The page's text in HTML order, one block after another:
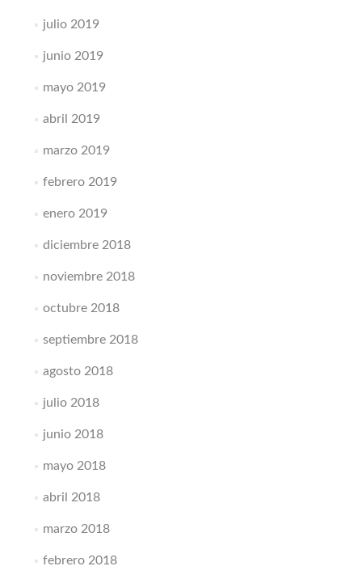
julio 2019
junio 2019
mayo 2019
abril 2019
marzo 2019
febrero 2019
enero 2019
diciembre 2018
noviembre 2018
octubre 2018
septiembre 2018
agosto 2018
julio 2018
junio 2018
mayo 2018
abril 2018
marzo 2018
febrero 2018